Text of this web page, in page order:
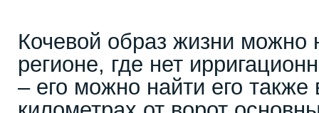
Кочевой образ жизни можно
регионе, где нет
– его можно найти его также